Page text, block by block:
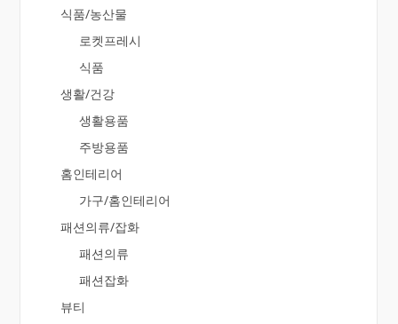
식품/농산물
로켓프레시
식품
생활/건강
생활용품
주방용품
홈인테리어
가구/홈인테리어
패션의류/잡화
패션의류
패션잡화
뷰티